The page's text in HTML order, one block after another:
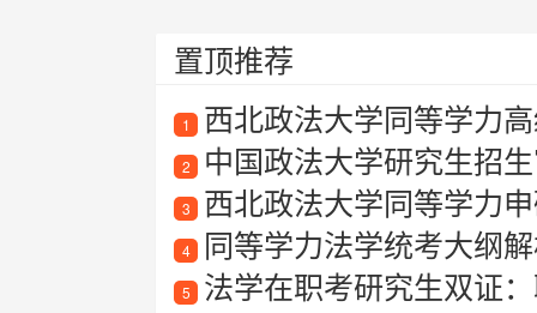
置顶推荐
1 西北政法大学同等学力
2 中国政法大学研究生招
3 西北政法大学同等学力
4 同等学力法学统考大纲
5 法学在职考研究生双证